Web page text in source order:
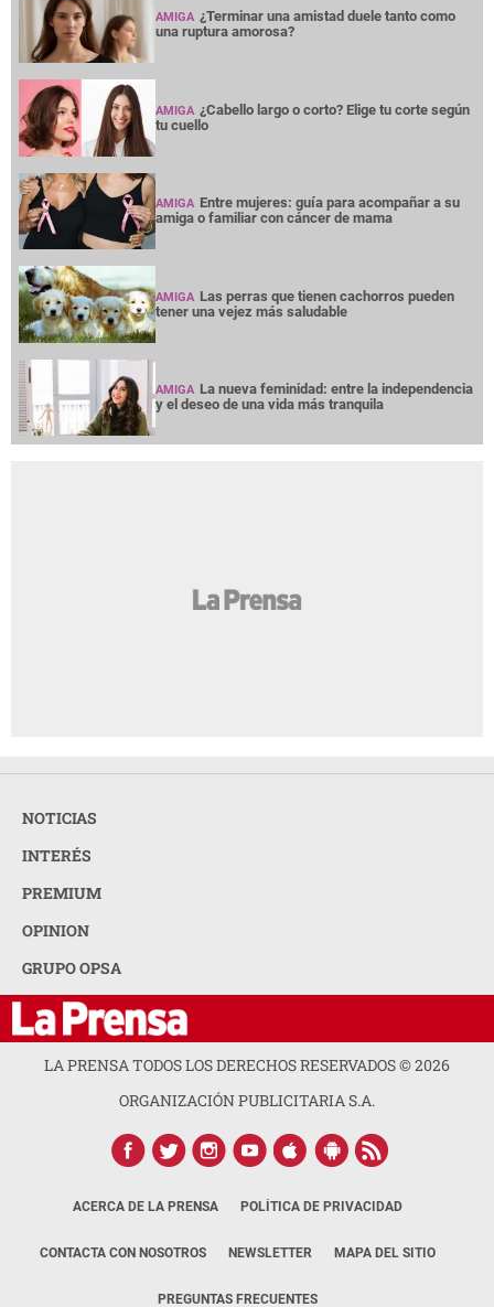
AMIGA ¿Terminar una amistad duele tanto como
una ruptura amorosa?
AMIGA ¿Cabello largo o corto? Elige tu corte según
tu cuello
AMIGA Entre mujeres: guía para acompañar a su
amiga o familiar con cáncer de mama
AMIGA Las perras que tienen cachorros pueden
tener una vejez más saludable
AMIGA La nueva feminidad: entre la independencia
y el deseo de una vida más tranquila
NOTICIAS
INTERÉS
PREMIUM
OPINION
GRUPO OPSA
LA PRENSA TODOS LOS DERECHOS RESERVADOS ©2026
ORGANIZACIÓN PUBLICITARIA S.A.
ACERCA DE LA PRENSA POLÍTICA DE PRIVACIDAD
CONTACTA CON NOSOTROS NEWSLETTER MAPA DEL SITIO
PREGUNTAS FRECUENTES